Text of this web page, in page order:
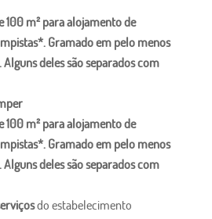
m² para alojamento de
Gramado em pelo menos
deles são separados com
m² para alojamento de
Gramado em pelo menos
deles são separados com
do estabelecimento